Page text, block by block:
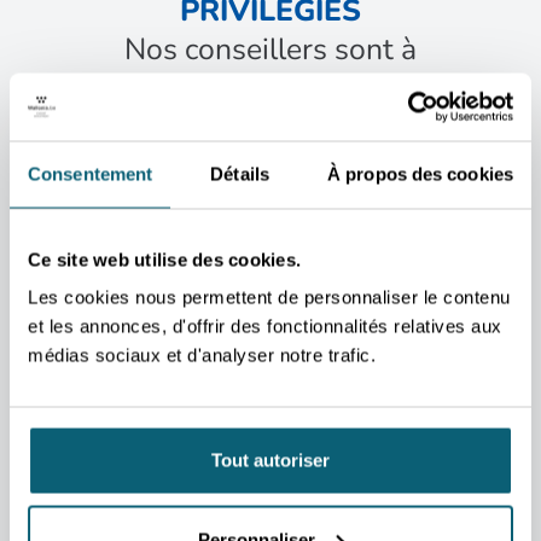
Consentement Détails À propos des cookies
Ce site web utilise des cookies.
Les cookies nous permettent de personnaliser le contenu
et les annonces, d'offrir des fonctionnalités relatives aux
médias sociaux et d'analyser notre trafic.
Tout autoriser
PRIVILÉGIÉS
Nos conseillers sont à
votre disposition pour
vous accompagner dans
vos projets et répondre à
vos questions.
Baudouin
de
Hemptinne
Conseiller
commercial
Birmingham
CONTACTEZ-MOI
ADRESSE
Belgian Embassy
de